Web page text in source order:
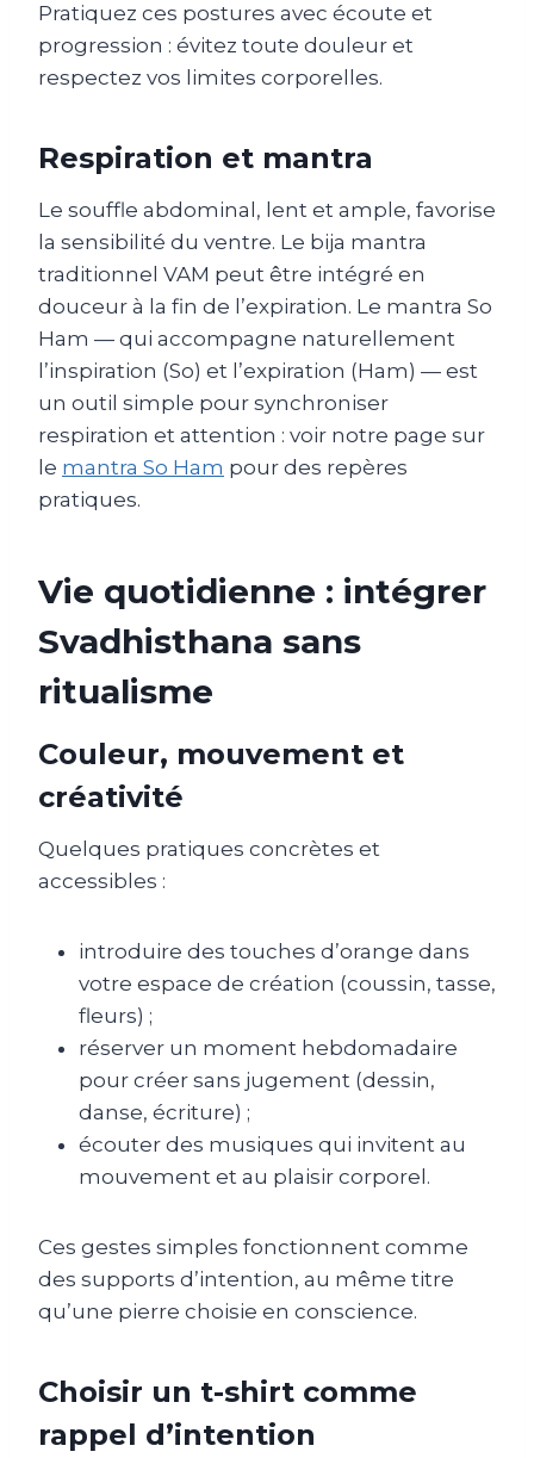
Pratiquez ces postures avec écoute et
progression : évitez toute douleur et
respectez vos limites corporelles.
Respiration et mantra
Le souffle abdominal, lent et ample, favorise
la sensibilité du ventre. Le bija mantra
traditionnel VAM peut être intégré en
douceur à la fin de l’expiration. Le mantra So
Ham — qui accompagne naturellement
l’inspiration (So) et l’expiration (Ham) — est
un outil simple pour synchroniser
respiration et attention : voir notre page sur
le mantra So Ham pour des repères
pratiques.
Vie quotidienne : intégrer
Svadhisthana sans
ritualisme
Couleur, mouvement et
créativité
Quelques pratiques concrètes et
accessibles :
introduire des touches d’orange dans
votre espace de création (coussin, tasse,
fleurs) ;
réserver un moment hebdomadaire
pour créer sans jugement (dessin,
danse, écriture) ;
écouter des musiques qui invitent au
mouvement et au plaisir corporel.
Ces gestes simples fonctionnent comme
des supports d’intention, au même titre
qu’une pierre choisie en conscience.
Choisir un t-shirt comme
rappel d’intention